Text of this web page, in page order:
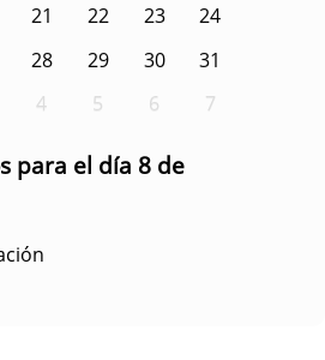
21 22 23
24
28 29 30
31
4 5 6 7
para el día 8 de